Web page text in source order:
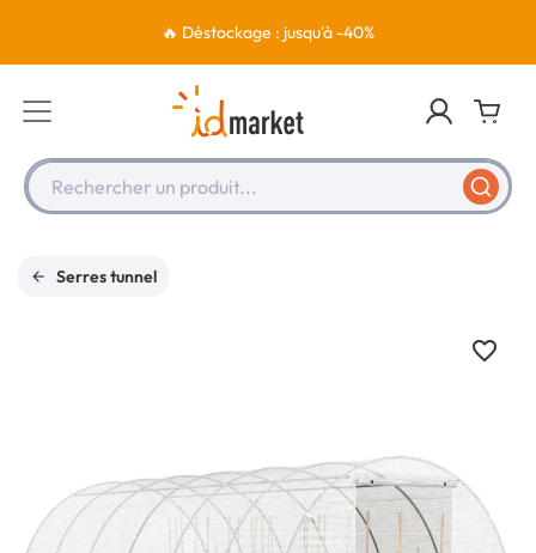
🔥 Déstockage : jusqu'à -40%
Rechercher un produit...
Serres tunnel
favorite_border